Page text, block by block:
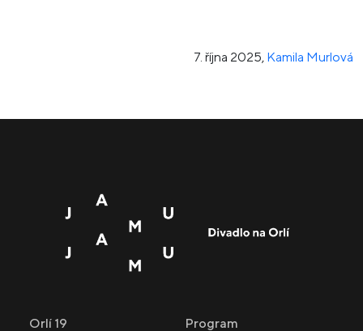
7. října 2025, Kamila Murlová
Orlí 19 Program